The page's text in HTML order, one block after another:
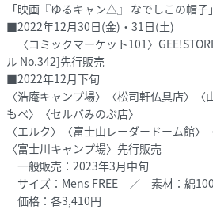
「映画『ゆるキャン△』 なでしこの帽
■2022年12月30日(金)・31日(土)
〈コミックマーケット101〉
ル No.342]先行販売
■2022年12月下旬
〈浩庵キャンプ場〉〈松司軒仏具店〉
もべ〉〈セルバみのぶ店〉
〈エルク〉〈富士山レーダードーム館〉
〈富士川キャンプ場〉先行販売
一般販売：2023年3月中旬
サイズ：Mens FREE ／ 素材：綿
価格：各3,410円